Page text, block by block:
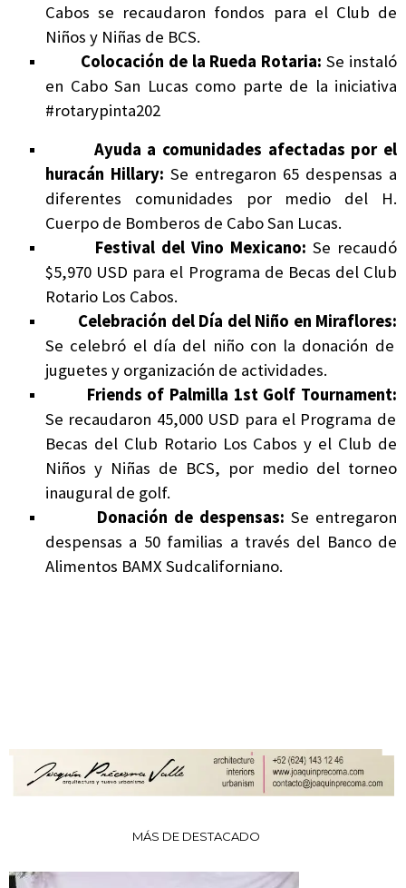
Cabos se recaudaron fondos para el Club de
Niños y Niñas de BCS.
Colocación de la Rueda Rotaria: Se instaló
en Cabo San Lucas como parte de la iniciativa
#rotarypinta202
Ayuda a comunidades afectadas por el
huracán Hillary: Se entregaron 65 despensas a
diferentes comunidades por medio del H.
Cuerpo de Bomberos de Cabo San Lucas.
Festival del Vino Mexicano: Se recaudó
$5,970 USD para el Programa de Becas del Club
Rotario Los Cabos.
Celebración del Día del Niño en Miraflores:
Se celebró el día del niño con la donación de
juguetes y organización de actividades.
Friends of Palmilla 1st Golf Tournament:
Se recaudaron 45,000 USD para el Programa de
Becas del Club Rotario Los Cabos y el Club de
Niños y Niñas de BCS, por medio del torneo
inaugural de golf.
Donación de despensas: Se entregaron
despensas a 50 familias a través del Banco de
Alimentos BAMX Sudcaliforniano.
MÁS DE DESTACADO